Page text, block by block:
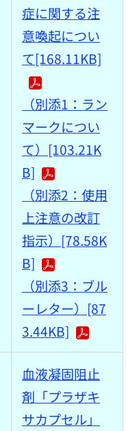
症に関する注
意喚起につい
て[168.11KB]
（別添1：ラン
マークについ
て）[103.21K
B]
（別添2：使用
上注意の改訂
指示）[78.58K
B]
（別添3：ブル
ーレター）[87
3.44KB]
血液凝固阻止
剤「プラザキ
サカプセル」